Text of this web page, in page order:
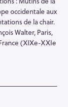
occidentale aux
de la chair.
Walter, Paris,
(XIXe-XXIe